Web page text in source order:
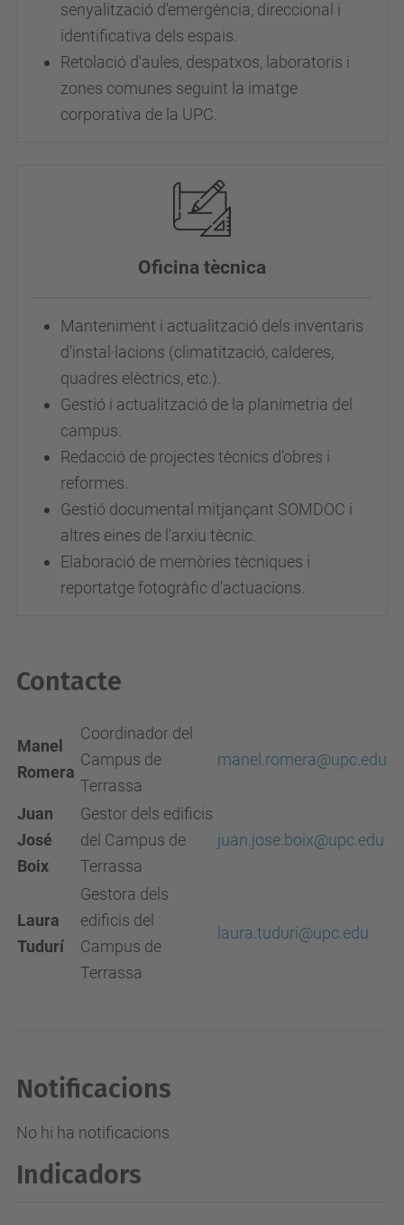
senyalització d'emergència, direccional i
identificativa dels espais.
Retolació d'aules, despatxos, laboratoris i
zones comunes seguint la imatge
corporativa de la UPC.
Oficina tècnica
Manteniment i actualització dels inventaris
d'instal·lacions (climatització, calderes,
quadres elèctrics, etc.).
Gestió i actualització de la planimetria del
campus.
Redacció de projectes tècnics d'obres i
reformes.
Gestió documental mitjançant SOMDOC i
altres eines de l'arxiu tècnic.
Elaboració de memòries tècniques i
reportatge fotogràfic d'actuacions.
Contacte
Manel
Romera
Coordinador del
Campus de
Terrassa
manel.romera@upc.edu
Juan
José
Boix
Gestor dels edificis
del Campus de
Terrassa
juan.jose.boix@upc.edu
Laura
Tudurí
Gestora dels
edificis del
Campus de
Terrassa
laura.tuduri@upc.edu
Notificacions
No hi ha notificacions
Indicadors